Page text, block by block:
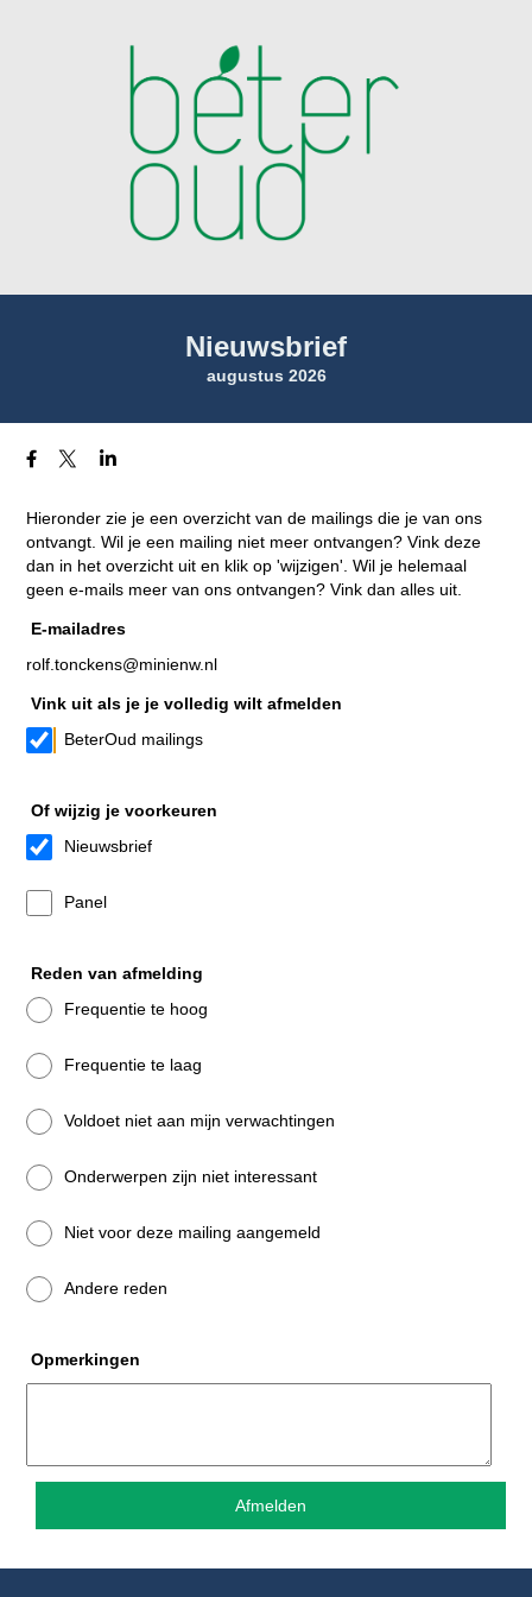
Nieuwsbrief
augustus 2026
Hieronder zie je een overzicht van de mailings die je van ons
ontvangt. Wil je een mailing niet meer ontvangen? Vink deze
dan in het overzicht uit en klik op 'wijzigen'. Wil je helemaal
geen e-mails meer van ons ontvangen? Vink dan alles uit.
E-mailadres
rolf.tonckens@minienw.nl
Vink uit als je je volledig wilt afmelden
BeterOud mailings
Of wijzig je voorkeuren
Nieuwsbrief
Panel
Reden van afmelding
Frequentie te hoog
Frequentie te laag
Voldoet niet aan mijn verwachtingen
Onderwerpen zijn niet interessant
Niet voor deze mailing aangemeld
Andere reden
Opmerkingen